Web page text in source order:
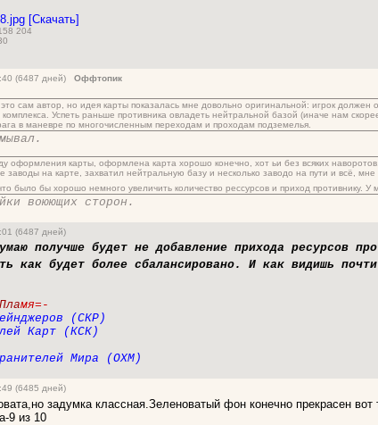
[Скачать]
204
(6487 дней) Оффтопик
сам автор, но идея карты показалась мне довольно оригинальной: игрок
Успеть раньше противника овладеть нейтральной базой (иначе нам
в маневре по многочисленным переходам и проходам подземелья.
оформления карты, оформлена карта хорошо конечно, хот ьи без всяких
заводы на карте, захватил нейтральную базу и несколько заводо на пути и всё,
было бы хорошо немного увеличить количество рессурсов и приход противнику.
воюющих сторон.
(6487 дней)
получше будет не добавление прихода ресурсов
как будет более сбалансировано. И как видишь
Пламя=-
(СКР)
Карт (КСК)
Мира (ОХМ)
(6485 дней)
задумка классная.Зеленоватый фон конечно прекрасен
9 из 10